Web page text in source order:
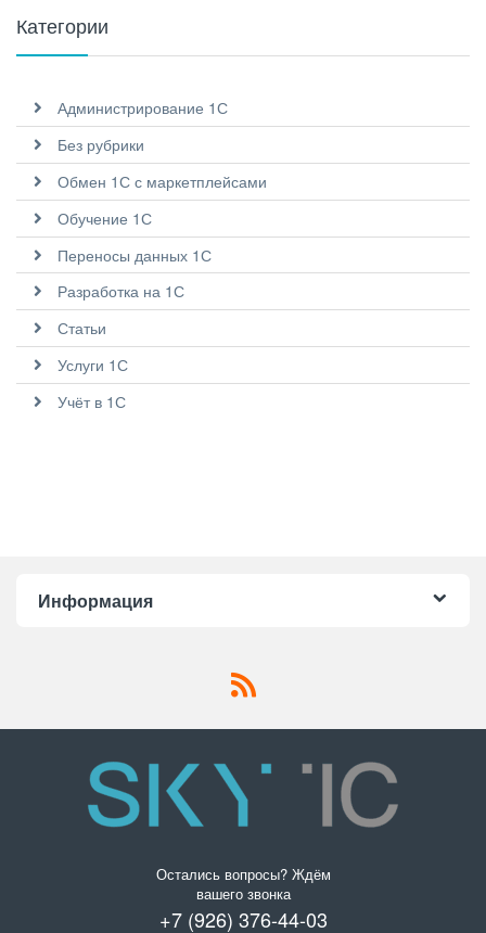
Категории
Администрирование 1С
Без рубрики
Обмен 1С с маркетплейсами
Обучение 1С
Переносы данных 1С
Разработка на 1С
Статьи
Услуги 1С
Учёт в 1С
Информация
Остались вопросы? Ждём
вашего звонка
+7 (926) 376-44-03